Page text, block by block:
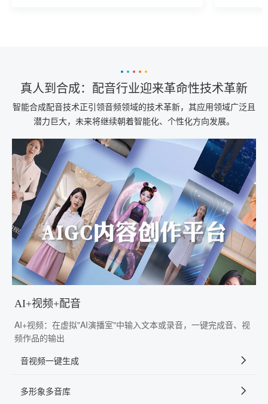
真人到合成：配音行业迎来革命性技术革新
智能合成配音技术正引领音频领域的技术革新，其应用领域广泛且
潜力巨大，未来将继续朝着智能化、个性化方向发展。
AI+视频+配音
AI+视频：在虚拟"AI演播室"中输入文本或录音，一键完成音、视
频作品的输出
音视频一键生成
多形象多音库